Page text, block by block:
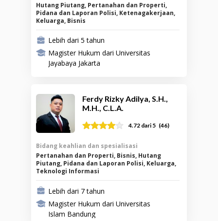
Hutang Piutang, Pertanahan dan Properti,
Pidana dan Laporan Polisi, Ketenagakerjaan,
Keluarga, Bisnis
Lebih dari 5 tahun
Magister Hukum dari Universitas
Jayabaya Jakarta
Ferdy Rizky Adilya, S.H.,
M.H., C.L.A.
4.72 dari 5 (46)
Bidang keahlian dan spesialisasi
Pertanahan dan Properti, Bisnis, Hutang
Piutang, Pidana dan Laporan Polisi, Keluarga,
Teknologi Informasi
Lebih dari 7 tahun
Magister Hukum dari Universitas
Islam Bandung